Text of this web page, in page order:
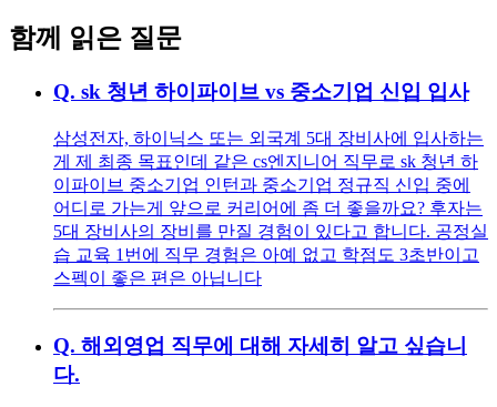
함께 읽은 질문
Q. sk 청년 하이파이브 vs 중소기업 신입 입사
삼성전자, 하이닉스 또는 외국계 5대 장비사에 입사하는
게 제 최종 목표인데 같은 cs엔지니어 직무로 sk 청년 하
이파이브 중소기업 인턴과 중소기업 정규직 신입 중에
어디로 가는게 앞으로 커리어에 좀 더 좋을까요? 후자는
5대 장비사의 장비를 만질 경험이 있다고 합니다. 공정실
습 교육 1번에 직무 경험은 아예 없고 학점도 3초반이고
스펙이 좋은 편은 아닙니다
Q. 해외영업 직무에 대해 자세히 알고 싶습니
다.